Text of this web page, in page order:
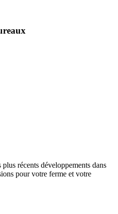
récents développements dans
pour votre ferme et votre